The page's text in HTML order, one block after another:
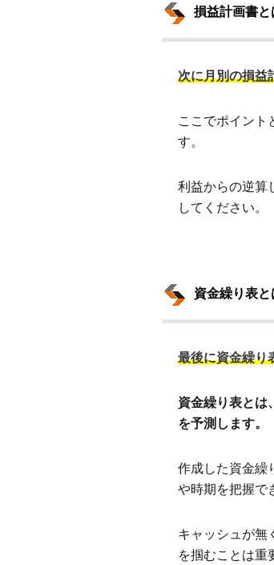
損益計画書と
次に月別の損益
ここでポイント
す。
利益からの逆算
してください。
資金繰り表と
最後に資金繰り
資金繰り表とは
を予測します。
作成した資金繰
や時期を把握で
キャッシュが無
を掴むことは重